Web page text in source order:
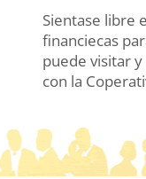
Sientase libre
financiecas
puede visitar
con la